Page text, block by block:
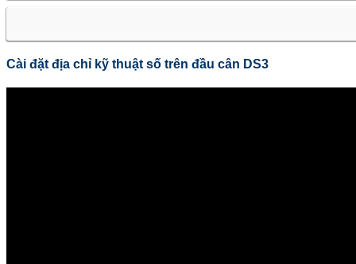
Cài đặt địa chỉ kỹ thuật số trên đầu cân DS3